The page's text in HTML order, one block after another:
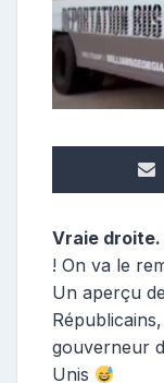
Vraie droite.
! On va le
Un aperçu
gouverneur
Unis